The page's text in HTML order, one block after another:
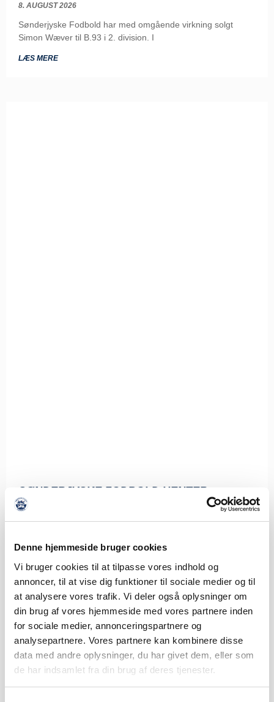
Denne hjemmeside bruger cookies
Vi bruger cookies til at tilpasse vores indhold og
annoncer, til at vise dig funktioner til sociale medier og til
at analysere vores trafik. Vi deler også oplysninger om
din brug af vores hjemmeside med vores partnere inden
for sociale medier, annonceringspartnere og
analysepartnere. Vores partnere kan kombinere disse
data med andre oplysninger, du har givet dem, eller som
de har indsamlet fra din brug af deres tjenester.
8. AUGUST 2026
Sønderjyske Fodbold har med omgående virkning solgt
Simon Wæver til B.93 i 2. division. I
LÆS MERE
SØNDERJYSKE FODBOLD HENTER
ISLANDSK LANDSHOLDSSPILLER TIL
Sønderjyske Fodbold styrker det centrale forsvar med
tilgangen af den islandske landsholdsspiller Brynjar Ingi
Bjarnason,
LÆS MERE